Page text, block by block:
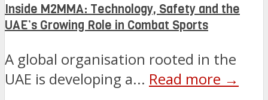
Inside M2MMA: Technology, Safety and the
UAE’s Growing Role in Combat Sports
A global organisation rooted in the
UAE is developing a... Read more →